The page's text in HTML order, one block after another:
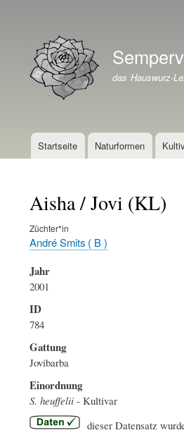
Branding der Website
das Hauswurz-
Hauptnavigation
Startseite Naturformen
Aisha / Jovi (KL)
Züchter*in
André Smits ( B )
Jahr
2001
ID
784
Gattung
Jovibarba
Einordnung
S. heuffelii - Kultivar
dieser Datensatz